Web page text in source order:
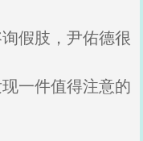
假肢，尹佑德很
一件值得注意的